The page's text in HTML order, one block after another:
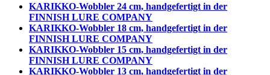
KARIKKO-Wobbler 24 cm, handgefertigt in der
FINNISH LURE COMPANY
KARIKKO-Wobbler 18 cm, handgefertigt in der
FINNISH LURE COMPANY
KARIKKO-Wobbler 15 cm, handgefertigt in der
FINNISH LURE COMPANY
KARIKKO-Wobbler 13 cm, handgefertigt in der